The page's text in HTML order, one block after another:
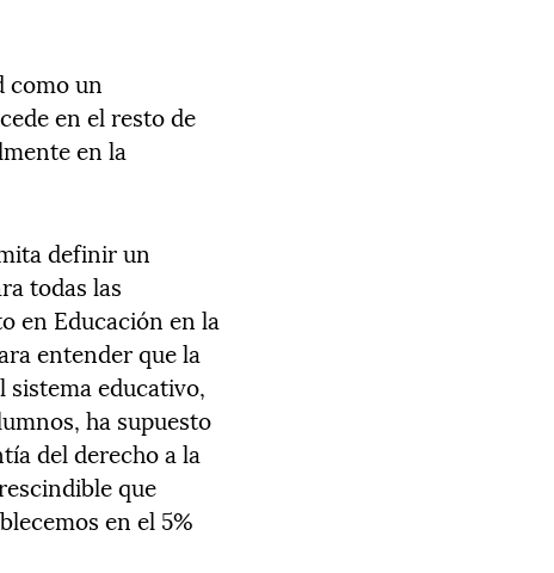
como un
en el resto de
en la
definir un
todas las
en Educación en la
entender que la
educativo,
ha supuesto
del derecho a la
que
en el 5%